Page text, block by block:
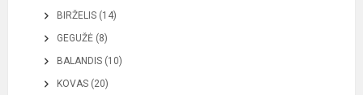
BIRŽELIS (14)
GEGUŽĖ (8)
BALANDIS (10)
KOVAS (20)